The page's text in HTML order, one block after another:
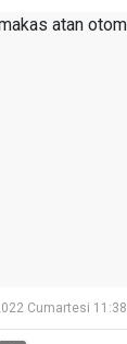
Cumartesi 11:38